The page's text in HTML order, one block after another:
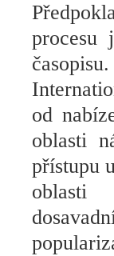
procesu
časopisu
od
oblasti
přístupu
oblasti